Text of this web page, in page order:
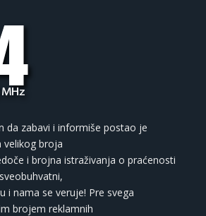
da zabavi i informiše postao je
velikog broja
i brojna istraživanja o praćenosti
i nama se veruje! Pre svega
brojem reklamnih